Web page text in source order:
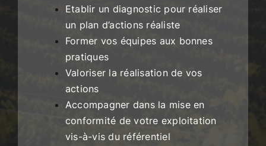
Etablir un diagnostic pour réaliser
un plan d’actions réaliste
Former vos équipes aux bonnes
pratiques
Valoriser la réalisation de vos
actions
Accompagner dans la mise en
conformité de votre exploitation
vis-à-vis du référentiel